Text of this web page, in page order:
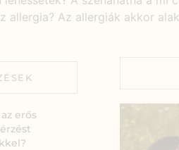
allergia? Az allergiák akkor
erős